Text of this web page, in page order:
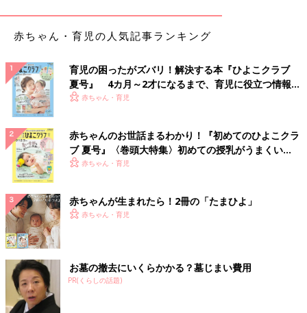
赤ちゃん・育児の人気記事ランキング
育児の困ったがズバリ！解決する本『ひよこクラブ
夏号』 4カ月～2才になるまで、育児に役立つ情報が
いっぱい！
赤ちゃん・育児
赤ちゃんのお世話まるわかり！『初めてのひよこクラ
ブ 夏号』〈巻頭大特集〉初めての授乳がうまくい
く！ おっぱい・ミルクの基本と夏のトラブル 解決テ
赤ちゃん・育児
赤ちゃんが生まれたら！2冊の「たまひよ」
赤ちゃん・育児
お墓の撤去にいくらかかる？墓じまい費用
PR(くらしの話題)